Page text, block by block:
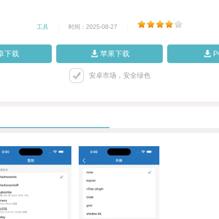
工具 时间：2025-08-27
下载 苹果下载
安卓市场，安全绿色